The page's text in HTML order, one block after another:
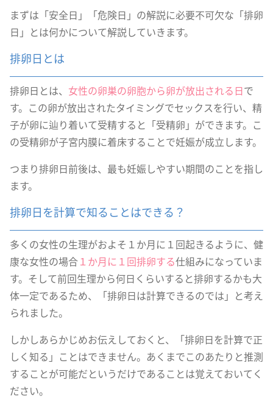
まずは「安全日」「危険日」の解説に必要不可欠な「排卵
日」とは何かについて解説していきます。
排卵日とは
排卵日とは、 女性の卵巣の卵胞から卵が放出される日で
す。この卵が放出されたタイミングでセックスを行い、精
子が卵に辿り着いて受精すると「受精卵」ができます。こ
の受精卵が子宮内膜に着床することで妊娠が成立します。
つまり排卵日前後は、最も妊娠しやすい期間のことを指し
ます。
排卵日を計算で知ることはできる？
多くの女性の生理がおよそ１か月に１回起きるように、健
康な女性の場合１か月に１回排卵する仕組みになっていま
す。そして前回生理から何日くらいすると排卵するかも大
体一定であるため、「排卵日は計算できるのでは」と考え
られました。
しかしあらかじめお伝えしておくと、「排卵日を計算で正
しく知る」ことはできません。あくまでこのあたりと推測
することが可能だというだけであることは覚えておいてく
ださい。